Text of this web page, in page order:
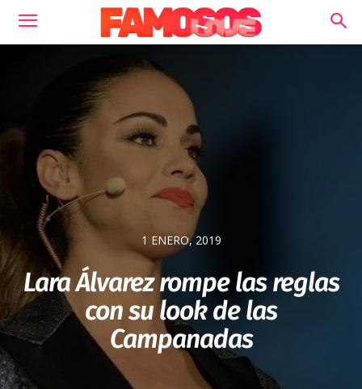
1 ENERO, 2019
Lara Álvarez rompe las reglas
con su look de las
Campanadas